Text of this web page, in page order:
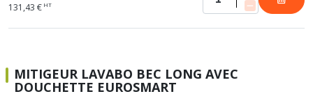
131,43 € HT
MITIGEUR LAVABO BEC LONG AVEC
DOUCHETTE EUROSMART